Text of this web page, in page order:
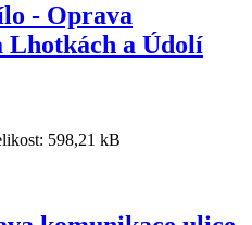
- Oprava
Lhotkách a Údolí
598,21 kB